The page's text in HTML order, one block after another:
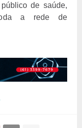
de saúde,
toda a rede de